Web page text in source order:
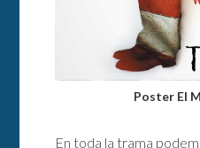
Poster El
En toda la trama